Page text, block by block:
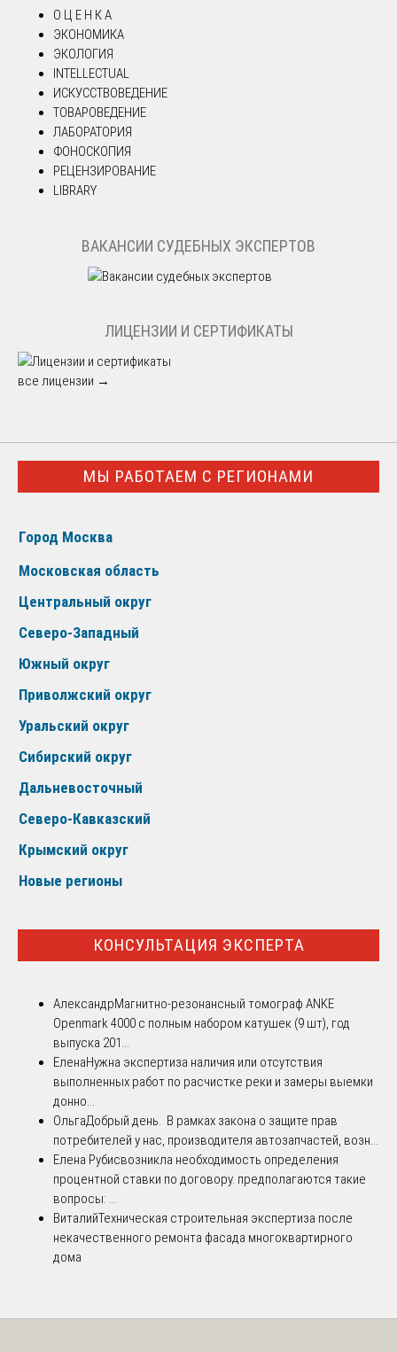
О Ц Е Н К А
ЭКОНОМИКА
ЭКОЛОГИЯ
INTELLECTUAL
ИСКУССТВОВЕДЕНИЕ
ТОВАРОВЕДЕНИЕ
ЛАБОРАТОРИЯ
ФОНОСКОПИЯ
РЕЦЕНЗИРОВАНИЕ
LIBRARY
ВАКАНСИИ СУДЕБНЫХ ЭКСПЕРТОВ
ЛИЦЕНЗИИ И СЕРТИФИКАТЫ
все лицензии →
МЫ РАБОТАЕМ С РЕГИОНАМИ
Город Москва
Московская область
Центральный округ
Северо-Западный
Южный округ
Приволжский округ
Уральский округ
Сибирский округ
Дальневосточный
Северо-Кавказский
Крымский округ
Новые регионы
КОНСУЛЬТАЦИЯ ЭКСПЕРТА
АлександрМагнитно-резонансный томограф ANKE
Openmark 4000 с полным набором катушек (9 шт), год
выпуска 201...
ЕленаНужна экспертиза наличия или отсутствия
выполненных работ по расчистке реки и замеры выемки
донно...
ОльгаДобрый день. В рамках закона о защите прав
потребителей у нас, производителя автозапчастей, возн...
Елена Рубисвозникла необходимость определения
процентной ставки по договору. предполагаются такие
вопросы: ...
ВиталийТехническая строительная экспертиза после
некачественного ремонта фасада многоквартирного
дома